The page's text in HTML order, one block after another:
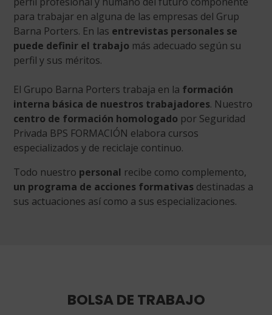
para trabajar en alguna de las empresas del Grup
Barna Porters. En las entrevistas personales se
puede definir el trabajo más adecuado según su
perfil y sus méritos.
El Grupo Barna Porters trabaja en la formación
interna básica de nuestros trabajadores. Nuestro
centro de formación homologado por Seguridad
Privada BPS FORMACIÓN elabora cursos
especializados y de reciclaje continuo.
Todo nuestro personal recibe como complemento,
un programa de acciones formativas destinadas a
sus actuaciones así como a sus especializaciones.
BOLSA DE TRABAJO